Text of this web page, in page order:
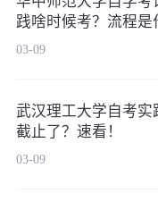
践啥时候考？流程是
03-09
武汉理工大学自考实
截止了？速看！
03-09